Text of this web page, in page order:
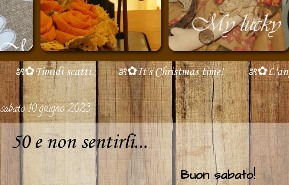
೫✿Timidi scatti. ೫✿It's Christmas time!
sabato 10 giugno 2023
50 e non sentirli...
Buon sabato!